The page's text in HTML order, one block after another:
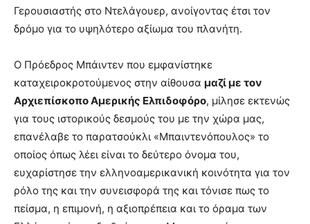
Γερουσιαστής στο Ντελάγουερ, ανοίγοντας έτσι τον
δρόμο για το υψηλότερο αξίωμα του πλανήτη.
Ο Πρόεδρος Μπάιντεν που εμφανίστηκε
καταχειροκροτούμενος στην αίθουσα μαζί με τον
Αρχιεπίσκοπο Αμερικής Ελπιδοφόρο, μίλησε εκτενώς
για τους ιστορικούς δεσμούς του με την χώρα μας,
επανέλαβε το παρατσούκλι «Μπαιντενόπουλος» το
οποίος όπως λέει είναι το δεύτερο όνομα του,
ευχαρίστησε την ελληνοαμερικανική κοινότητα για τον
ρόλο της και την συνεισφορά της και τόνισε πως το
πείσμα, η επιμονή, η αξιοπρέπεια και το όραμα των